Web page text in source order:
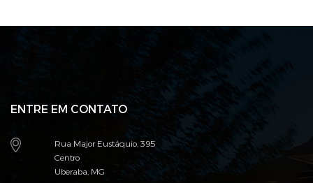
ENTRE EM CONTATO
Rua Major Eustáquio, 395
Centro
Uberaba, MG